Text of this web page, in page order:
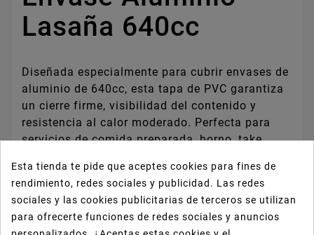
Lasaña 640cc
Diseñada especialmente para cubrir envases de
aluminio de 640cc, esta tapa de PVC garantiza
un cierre firme, visibilidad del contenido y
resistencia al calor moderado. Perfecta para
servicios de comida preparada, horno, take
📦Características destacadas:
🟢 PVC transparente de alta calidad
Esta tienda te pide que aceptes cookies para fines de
rendimiento, redes sociales y publicidad. Las redes
sociales y las cookies publicitarias de terceros se utilizan
para ofrecerte funciones de redes sociales y anuncios